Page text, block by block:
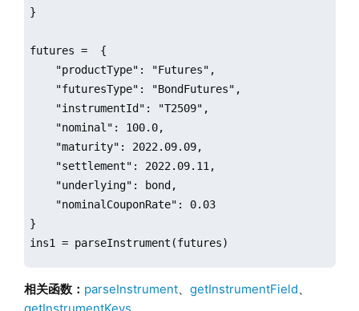
}
futures =  {
    "productType": "Futures",
    "futuresType": "BondFutures",
    "instrumentId": "T2509",
    "nominal": 100.0,
    "maturity": 2022.09.09,
    "settlement": 2022.09.11,
    "underlying": bond,
    "nominalCouponRate": 0.03
}
ins1 = parseInstrument(futures)
option = {
    "productType": "Option",
相关函数： parseInstrument、 getInstrumentField
getInstrumentKeys